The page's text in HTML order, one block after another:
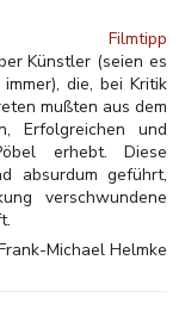
Filmtipp
Künstler (seien es
die, bei Kritik
mußten aus dem
Erfolgreichen und
erhebt. Diese
absurdum geführt,
verschwundene
Michael Helmke